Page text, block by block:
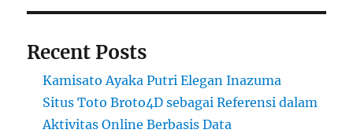
Recent Posts
Kamisato Ayaka Putri Elegan Inazuma
Situs Toto Broto4D sebagai Referensi dalam
Aktivitas Online Berbasis Data